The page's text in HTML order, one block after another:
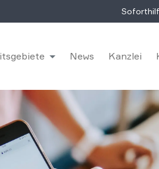
News Kanzlei